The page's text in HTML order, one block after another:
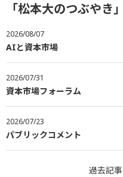
「松本大のつぶやき
2026/08/07
AIと資本市場
2026/07/31
資本市場フォーラム
2026/07/23
パブリックコメント
過去記